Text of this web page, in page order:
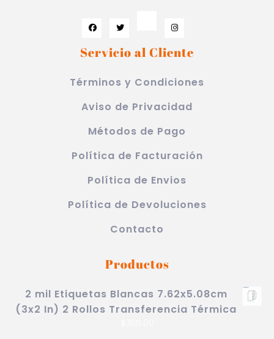
Servicio al Cliente
Términos y Condiciones
Aviso de Privacidad
Métodos de Pago
Política de Facturación
Política de Envios
Política de Devoluciones
Contacto
Productos
2 mil Etiquetas Blancas 7.62x5.08cm
(3x2 In) 2 Rollos Transferencia Térmica